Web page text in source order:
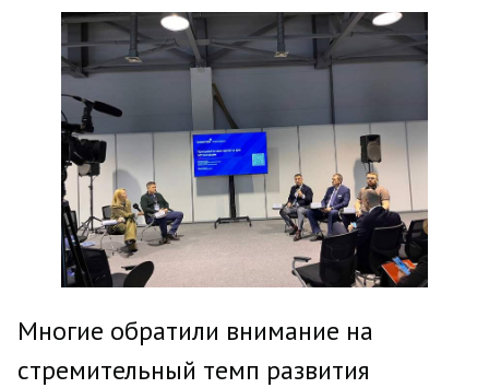
Многие обратили внимание на
стремительный темп развития